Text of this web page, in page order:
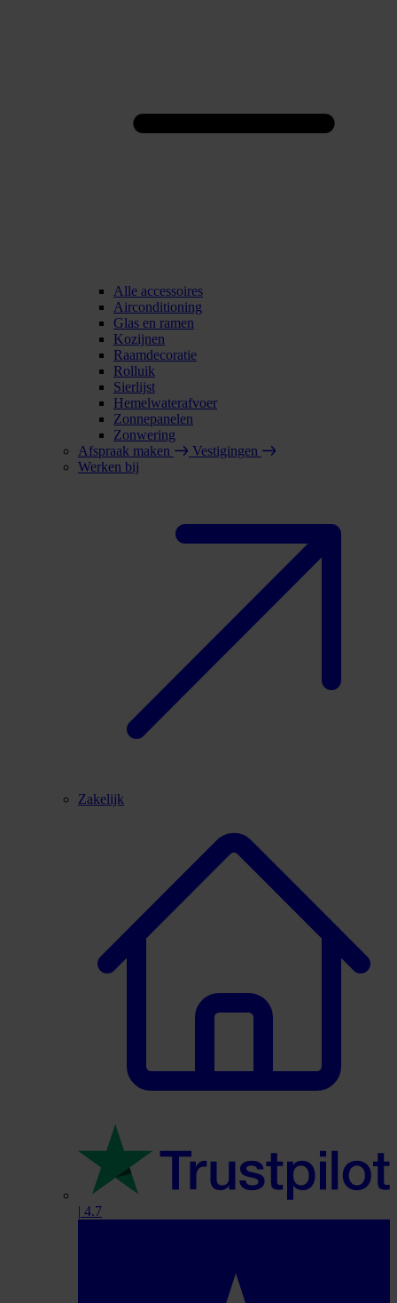
Alle accessoires
Airconditioning
Glas en ramen
Kozijnen
Raamdecoratie
Rolluik
Sierlijst
Hemelwaterafvoer
Zonnepanelen
Zonwering
Afspraak maken
Vestigingen
Werken bij
Zakelijk
| 4.7